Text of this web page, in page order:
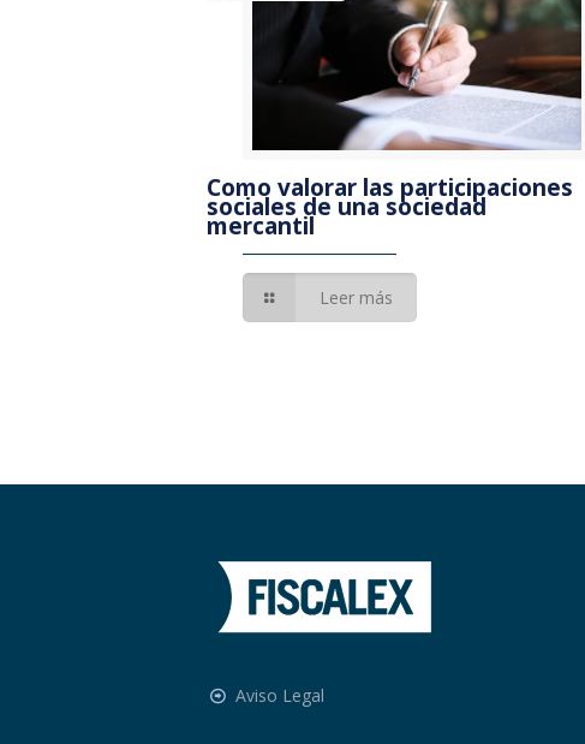
Como valorar las participaciones
sociales de una sociedad
mercantil
Leer más
Aviso Legal